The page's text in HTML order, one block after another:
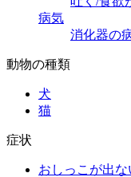
病気
消化器の
動物の種類
犬
猫
症状
おしっこが出な